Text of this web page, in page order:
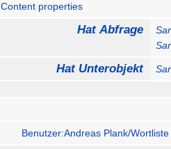
Content properties
Hat Abfrage
Hat Unterobjekt
Benutzer:Andreas Plank/